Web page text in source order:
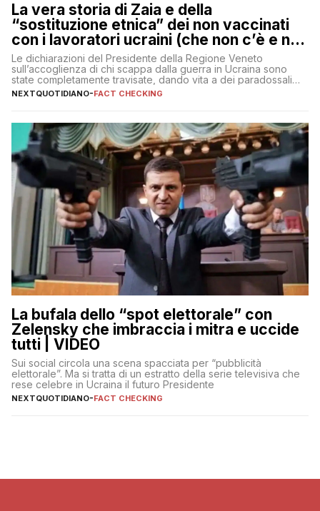
La vera storia di Zaia e della
“sostituzione etnica” dei non vaccinati
con i lavoratori ucraini (che non c’è e non
ci sarà)
Le dichiarazioni del Presidente della Regione Veneto
sull’accoglienza di chi scappa dalla guerra in Ucraina sono
state completamente travisate, dando vita a dei paradossali
falsi che girano sui social
NEXTQUOTIDIANO-FACT CHECKING
La bufala dello “spot elettorale” con
Zelensky che imbraccia i mitra e uccide
tutti | VIDEO
Sui social circola una scena spacciata per “pubblicità
elettorale”. Ma si tratta di un estratto della serie televisiva che
rese celebre in Ucraina il futuro Presidente
NEXTQUOTIDIANO-FACT CHECKING